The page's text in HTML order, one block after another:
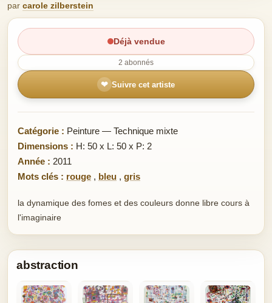
par carole zilberstein
Déjà vendue
2 abonnés
❤ Suivre cet artiste
Catégorie : Peinture — Technique mixte
Dimensions : H: 50 x L: 50 x P: 2
Année : 2011
Mots clés : rouge , bleu , gris
la dynamique des fomes et des couleurs donne libre cours à
l'imaginaire
abstraction